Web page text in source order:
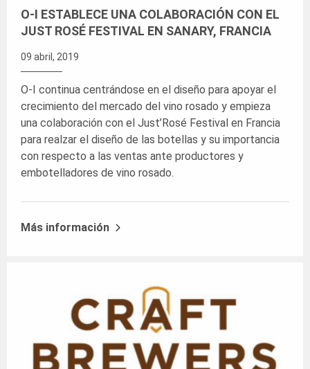
O-I ESTABLECE UNA COLABORACIÓN CON EL
JUST ROSÉ FESTIVAL EN SANARY, FRANCIA
09 abril, 2019
O-I continua centrándose en el diseño para apoyar el
crecimiento del mercado del vino rosado y empieza
una colaboración con el Just’Rosé Festival en Francia
para realzar el diseño de las botellas y su importancia
con respecto a las ventas ante productores y
embotelladores de vino rosado.
Más información